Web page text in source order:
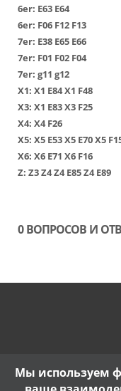
6er: Е63 Е64
6er: F06 F12 F13
7er: Е38 Е65 Е66
7er: F01 F02 F04
7er: g11 g12
Х1: Х1 Е84Х1 F48
Х3: Х1 Е83Х3 F25
Х4: Х4 F26
Х5: Х5 Е53Х5 Е70Х5
Х6: Х6 Е71 Х6 F16
Z: Z3Z4Z4 E85Z4 E89
0 ВОПРОСОВ И
Мы используем